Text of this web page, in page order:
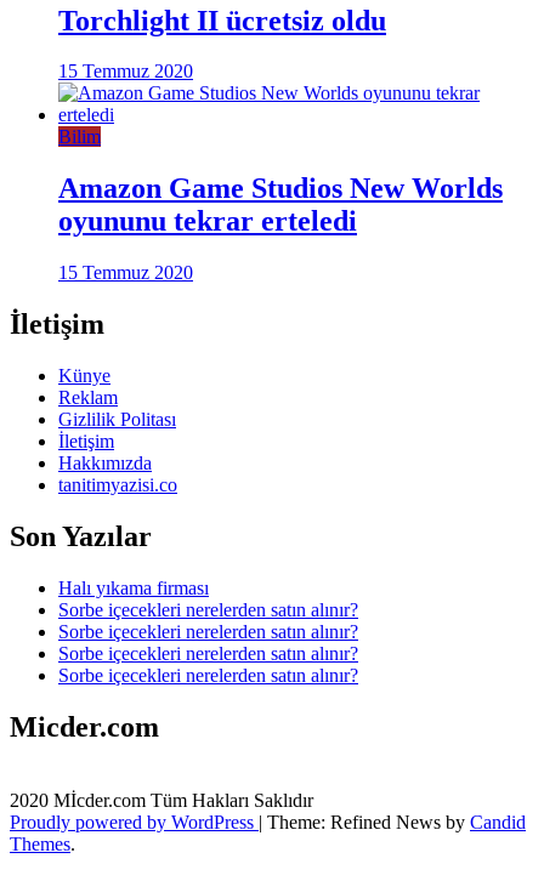
Torchlight II ücretsiz oldu
15 Temmuz 2020
Bilim
Amazon Game Studios New Worlds
oyununu tekrar erteledi
15 Temmuz 2020
İletişim
Künye
Reklam
Gizlilik Politası
İletişim
Hakkımızda
tanitimyazisi.co
Son Yazılar
Halı yıkama firması
Sorbe içecekleri nerelerden satın alınır?
Sorbe içecekleri nerelerden satın alınır?
Sorbe içecekleri nerelerden satın alınır?
Sorbe içecekleri nerelerden satın alınır?
Micder.com
2020 Mİcder.com Tüm Hakları Saklıdır
Proudly powered by WordPress | Theme: Refined News by Candid
Themes.